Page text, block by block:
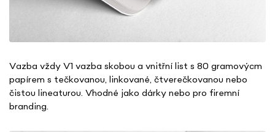
Vazba vždy V1 vazba skobou a vnitřní list s 80 gramovýcm
papírem s tečkovanou, linkované, čtverečkovanou nebo
čistou lineaturou. Vhodné jako dárky nebo pro firemní
branding.